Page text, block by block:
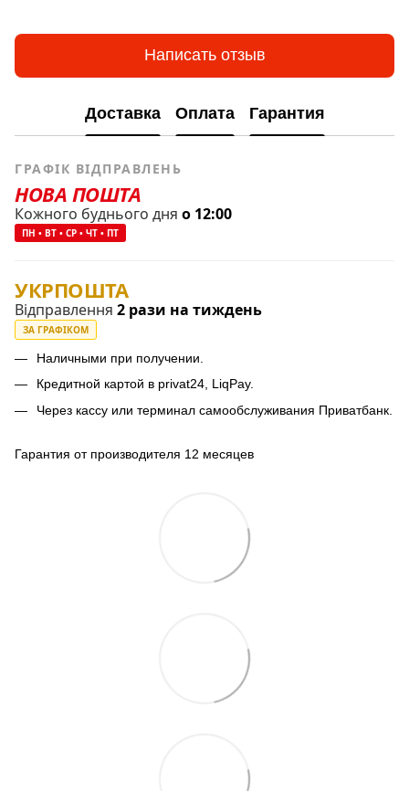
Написать отзыв
Доставка Оплата Гарантия
ГРАФІК ВІДПРАВЛЕНЬ
НОВА ПОШТА
Кожного буднього дня о 12:00
ПН • ВТ • СР • ЧТ • ПТ
УКРПОШТА
Відправлення 2 рази на тиждень
ЗА ГРАФІКОМ
Наличными при получении.
Кредитной картой в privat24, LiqPay.
Через кассу или терминал самообслуживания Приватбанк.
Гарантия от производителя 12 месяцев